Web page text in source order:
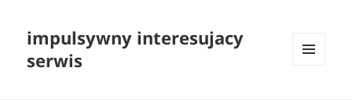
impulsywny interesujacy
serwis